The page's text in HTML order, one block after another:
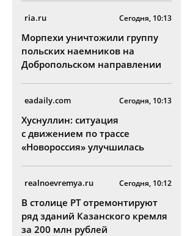
ria.ru Сегодня, 10:13
Морпехи уничтожили группу
польских наемников на
Добропольском направлении
eadaily.com Сегодня, 10:13
Хуснуллин: ситуация
с движением по трассе
«Новороссия» улучшилась
realnoevremya.ru Сегодня, 10:12
В столице РТ отремонтируют
ряд зданий Казанского кремля
за 200 млн рублей